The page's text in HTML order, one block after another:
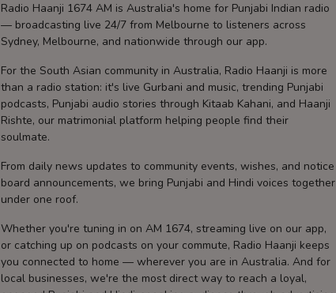
Radio Haanji 1674 AM is Australia's home for Punjabi Indian radio
— broadcasting live 24/7 from Melbourne to listeners across
Sydney, Melbourne, and nationwide through our app.
For the South Asian community in Australia, Radio Haanji is more
than a radio station: it's live Gurbani and music, trending Punjabi
podcasts, Punjabi audio stories through Kitaab Kahani, and Haanji
Rishte, our matrimonial platform helping people find their
soulmate.
From daily news updates to community events, wishes, and notice
board announcements, we bring Punjabi and Hindi voices together
under one roof.
Whether you're tuning in on AM 1674, streaming live on our app,
or catching up on podcasts on your commute, Radio Haanji keeps
you connected to home — wherever you are in Australia. And for
local businesses, we're the most direct way to reach a loyal,